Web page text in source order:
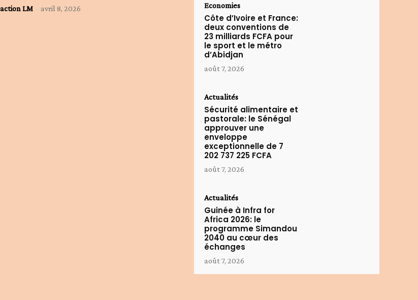
LM - avril 8, 2026 Economies
Côte d’Ivoire et France:
deux conventions de
23 milliards FCFA pour
le sport et le métro
d’Abidjan
août 7, 2026
Actualités
Sécurité alimentaire et
pastorale: le Sénégal
approuver une
enveloppe
exceptionnelle de 7
202 737 225 FCFA
août 7, 2026
Actualités
Guinée à Infra for
Africa 2026: le
programme Simandou
2040 au cœur des
échanges
août 7, 2026